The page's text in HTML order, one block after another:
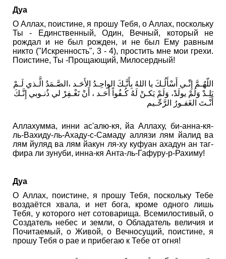
Дуа
О Аллах, поистине, я прошу Тебя, о Аллах, поскольку
Ты - Единственный, Один, Вечный, который не
рождал и не был рожден, и не был Ему равным
никто ("Искренность", 3 - 4), простить мне мои грехи.
Поистине, Ты -Прощающий, Милосердный!
اللّهُـمَّ إِنِّـي أَسْأَلُـكَ يا اللهُ بِأَنَّـكَ الواحِـدُ الأَحَـد ،الصَّـمَدُ الَّـذي لَـمْ
يَلِـدْ وَلَمْ يولَدْ، وَلَمْ يَكـنْ لَهُ كُـفُواً أَحَـد ، أَنْ تَغْـفِرْ لي ذُنـوبي إِنَّـكَ
أَنْـتَ الغَفـورُ الرَّحِّـيم
Аллахумма, инни ас'алю-кя, йа Аллаху, би-анна-кя-
ль-Вахиду-ль-Ахаду-с-Самаду аллязи лям йалид ва
лям йуляд ва лям йакун ля-ху куфуан ахадун ан таг-
фира ли зунуби, инна-кя Анта-ль-Гафуру-р-Рахиму!
Дуа
О Аллах, поистине, я прошу Тебя, поскольку Тебе
воздаётся хвала, и нет бога, кроме одного лишь
Тебя, у которого нет сотоварища. Всемилостивый, о
Создатель небес и земли, о Обладатель величия и
Почитаемый, о Живой, о Вечносущий, поистине, я
прошу Тебя о рае и прибегаю к Тебе от огня!